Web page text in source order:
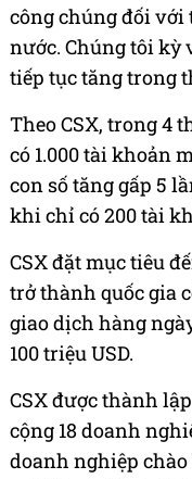
công chúng đối
nước. Chúng tôi kỳ
tiếp tục tăng trong
Theo CSX, trong 4
có 1.000 tài khoản
con số tăng gấp 5
khi chỉ có 200 tài
CSX đặt mục tiêu
trở thành quốc gia
giao dịch hàng
100 triệu USD.
CSX được thành
cộng 18 doanh
doanh nghiệp